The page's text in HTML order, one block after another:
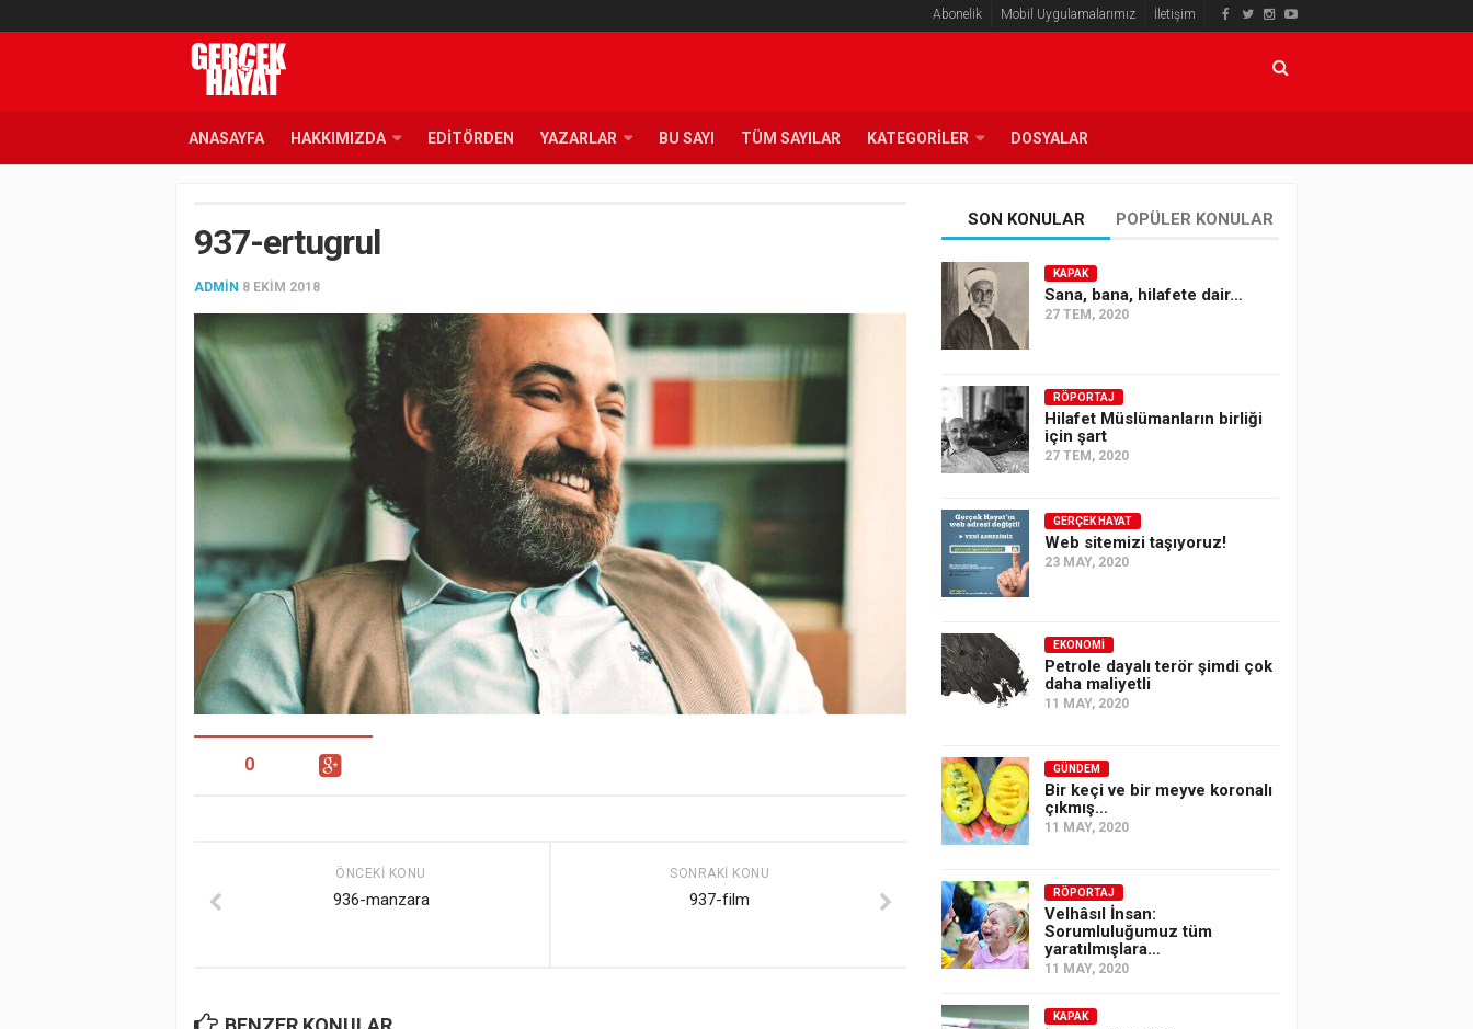
Abonelik Mobil Uygulamalarımız İletişim
ANASAYFA HAKKIMIZDA EDITÖRDEN YAZARLAR BU SAYI TÜM SAYILAR KATEGORILER DOSYALAR
937-ertugrul
ADMIN 8 EKIM 2018
0
SONRAKI KONU
937-film
ÖNCEKI KONU
936-manzara
SON KONULAR POPÜLER KONULAR
KAPAK
Sana, bana, hilafete dair…
27 TEM, 2020
RÖPORTAJ
Hilafet Müslümanların birliği
için şart
27 TEM, 2020
GERÇEK HAYAT
Web sitemizi taşıyoruz!
23 MAY, 2020
EKONOMI
Petrole dayalı terör şimdi çok
daha maliyetli
11 MAY, 2020
GÜNDEM
Bir keçi ve bir meyve koronalı
çıkmış…
11 MAY, 2020
RÖPORTAJ
Velhâsıl İnsan:
Sorumluluğumuz tüm
yaratılmışlara…
11 MAY, 2020
KAPAK